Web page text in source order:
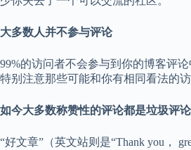
大多数人并不参与评论
99%的访问者不会参与到你的博客评
特别注意那些可能和你有相同看法的访
如今大多数称赞性的评论都是垃圾评论
“好文章”（英文站则是“Thank you，